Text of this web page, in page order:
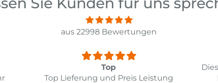
aus 22998 Bewertungen
Diesmal hat alles bestens geklappt.
Das Bild entspricht meinen